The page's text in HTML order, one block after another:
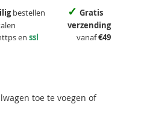
bestellen
en ssl
✓ Gratis
verzending
vanaf€49
toe te voegen of